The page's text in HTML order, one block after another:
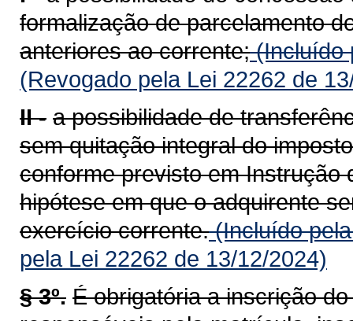
formalização de parcelamento
anteriores ao corrente;(Incluído
(Revogado pela Lei 22262 de
II - a possibilidade de
sem quitação integral do
conforme previsto em Instrução
hipótese em que o adquirente
exercício corrente.(Incluído
pela Lei 22262 de 13/12/2024)
§ 3º. É obrigatória a inscrição